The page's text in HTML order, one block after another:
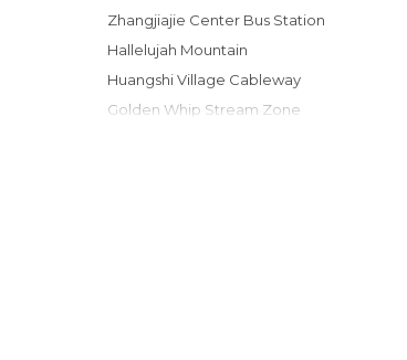
Zhangjiajie Center Bus Station
Hallelujah Mountain
Huangshi Village Cableway
Golden Whip Stream Zone